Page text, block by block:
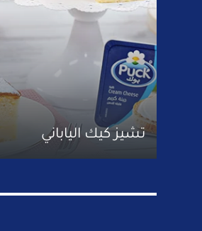
تشيز كيك الياباني